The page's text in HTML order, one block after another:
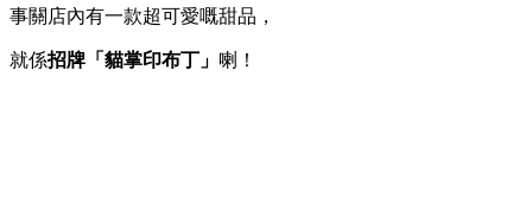
事關店內有一款超可愛嘅甜品，
就係招牌「貓掌印布丁」 喇！